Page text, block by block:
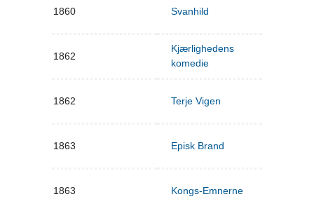
1860 Svanhild
1862
Kjærlighedens
komedie
1862 Terje Vigen
1863 Episk Brand
1863 Kongs-Emnerne